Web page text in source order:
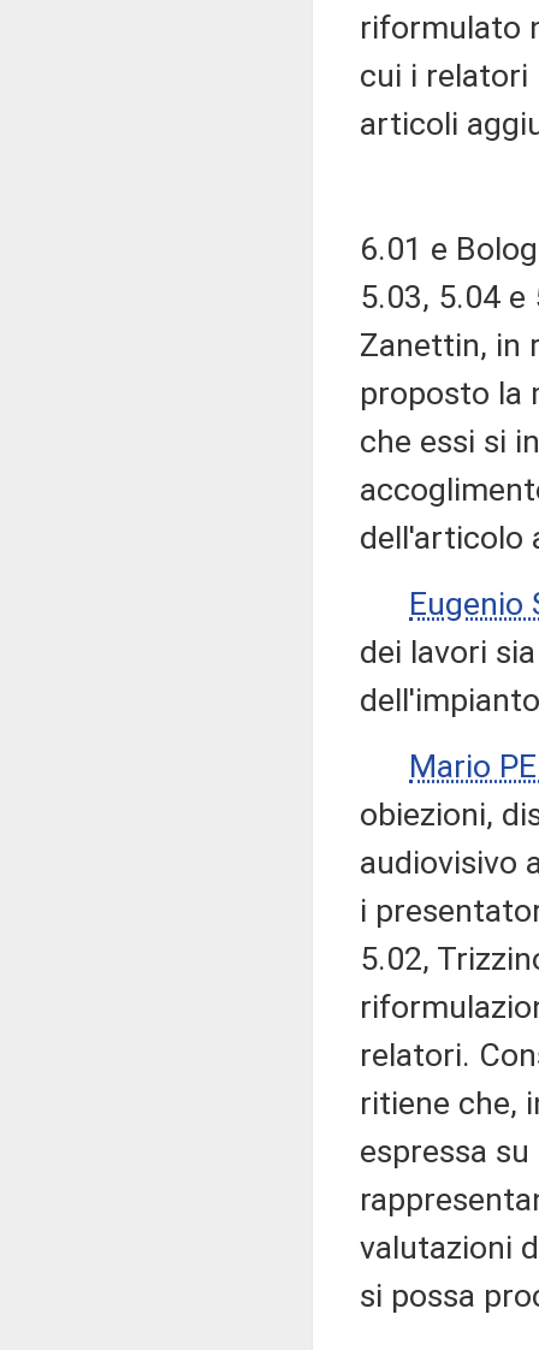
riformulato
cui i relatori
articoli
6.01 e
5.03, 5.04
Zanettin, in
proposto la
che essi si
dell'articolo
Eugenio
dei lavori
Mario
obiezioni,
audiovisivo
i
5.02,
relatori.
ritiene che,
espressa
valutazioni
si possa